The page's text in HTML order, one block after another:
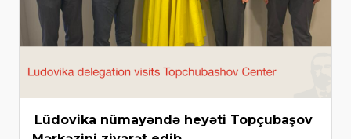
Lüdovika nümayəndə heyəti Topçubaşov